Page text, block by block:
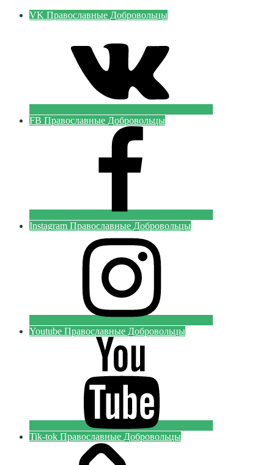
VK Православные Добровольцы
FB Православные Добровольцы
Instagram Православные Добровольцы
Youtube Православные Добровольцы
Tik-tok Православные Добровольцы